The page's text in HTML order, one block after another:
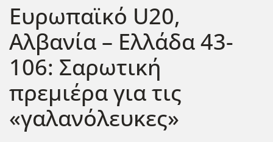
Ευρωπαϊκό U20,
Αλβανία – Ελλάδα 43-
106: Σαρωτική
πρεμιέρα για τις
«γαλανόλευκες»